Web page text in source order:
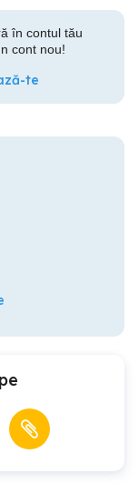
în contul tău
cont nou!
te